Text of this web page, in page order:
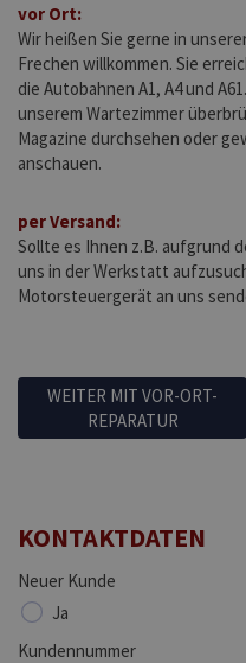
vor Ort:
Wir heißen Sie gerne in
Frechen willkommen. Sie
die Autobahnen A1, A4 und
unserem Wartezimmer
Magazine durchsehen oder
anschauen.
per Versand:
Sollte es Ihnen z.B. aufgrund
uns in der Werkstatt
Motorsteuergerät an uns
WEITER MIT VOR-ORT-
REPARATUR
KONTAKTDATEN
Neuer Kunde
Ja
Kundennummer